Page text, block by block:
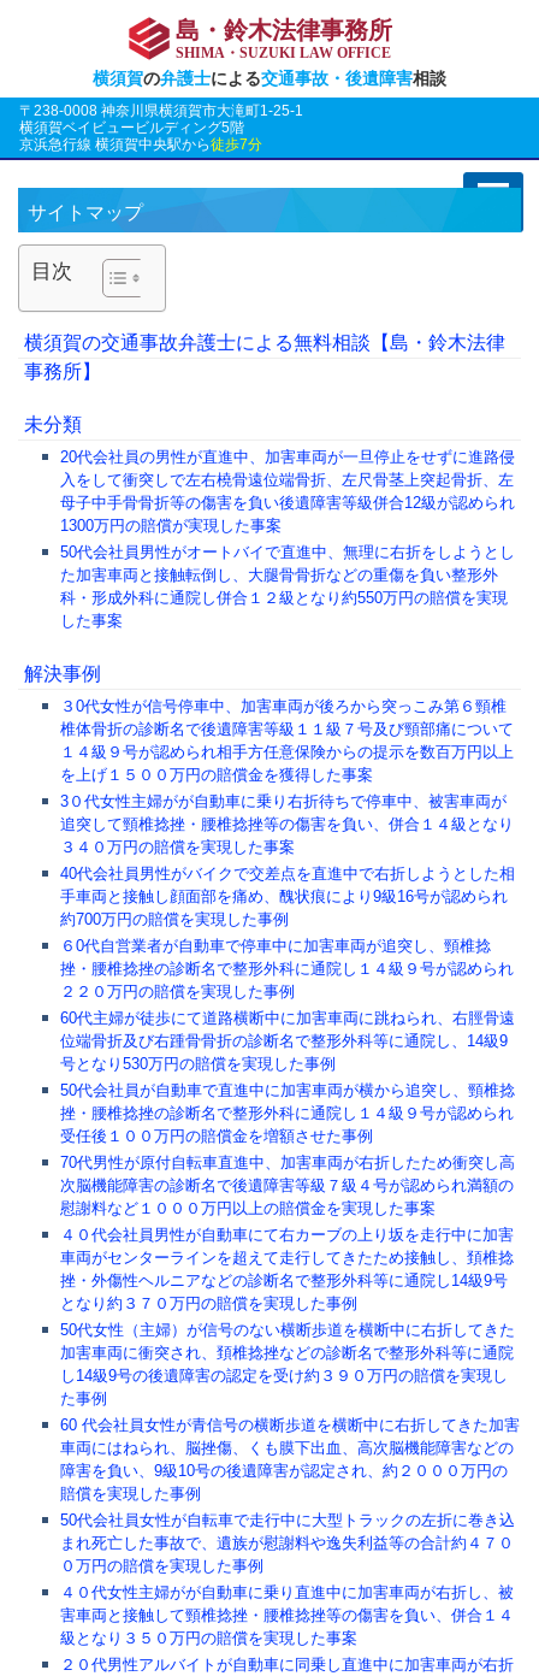
島・鈴木法律事務所
SHIMA・SUZUKI LAW OFFICE
横須賀の弁護士による交通事故・後遺障害相談
〒238-0008 神奈川県横須賀市大滝町1-25-1
横須賀ベイビュービルディング5階
京浜急行線 横須賀中央駅から徒歩7分
サイトマップ
目次
横須賀の交通事故弁護士による無料相談【島・鈴木法律
事務所】
未分類
20代会社員の男性が直進中、加害車両が一旦停止をせずに進路侵
入をして衝突しで左右橈骨遠位端骨折、左尺骨茎上突起骨折、左
母子中手骨骨折等の傷害を負い後遺障害等級併合12級が認められ
1300万円の賠償が実現した事案
50代会社員男性がオートバイで直進中、無理に右折をしようとし
た加害車両と接触転倒し、大腿骨骨折などの重傷を負い整形外
科・形成外科に通院し併合１２級となり約550万円の賠償を実現
した事案
解決事例
３0代女性が信号停車中、加害車両が後ろから突っこみ第６頸椎
椎体骨折の診断名で後遺障害等級１１級７号及び頸部痛について
１４級９号が認められ相手方任意保険からの提示を数百万円以上
を上げ１５００万円の賠償金を獲得した事案
3０代女性主婦がが自動車に乗り右折待ちで停車中、被害車両が
追突して頸椎捻挫・腰椎捻挫等の傷害を負い、併合１４級となり
３４０万円の賠償を実現した事案
40代会社員男性がバイクで交差点を直進中で右折しようとした相
手車両と接触し顔面部を痛め、醜状痕により9級16号が認められ
約700万円の賠償を実現した事例
６0代自営業者が自動車で停車中に加害車両が追突し、頸椎捻
挫・腰椎捻挫の診断名で整形外科に通院し１４級９号が認められ
２２０万円の賠償を実現した事例
60代主婦が徒歩にて道路横断中に加害車両に跳ねられ、右脛骨遠
位端骨折及び右踵骨骨折の診断名で整形外科等に通院し、14級9
号となり530万円の賠償を実現した事例
50代会社員が自動車で直進中に加害車両が横から追突し、頸椎捻
挫・腰椎捻挫の診断名で整形外科に通院し１４級９号が認められ
受任後１００万円の賠償金を増額させた事例
70代男性が原付自転車直進中、加害車両が右折したため衝突し高
次脳機能障害の診断名で後遺障害等級７級４号が認められ満額の
慰謝料など１０００万円以上の賠償金を実現した事案
４０代会社員男性が自動車にて右カーブの上り坂を走行中に加害
車両がセンターラインを超えて走行してきたため接触し、頚椎捻
挫・外傷性ヘルニアなどの診断名で整形外科等に通院し14級9号
となり約３７０万円の賠償を実現した事例
50代女性（主婦）が信号のない横断歩道を横断中に右折してきた
加害車両に衝突され、頚椎捻挫などの診断名で整形外科等に通院
し14級9号の後遺障害の認定を受け約３９０万円の賠償を実現し
た事例
60 代会社員女性が青信号の横断歩道を横断中に右折してきた加害
車両にはねられ、脳挫傷、くも膜下出血、高次脳機能障害などの
障害を負い、9級10号の後遺障害が認定され、約２０００万円の
賠償を実現した事例
50代会社員女性が自転車で走行中に大型トラックの左折に巻き込
まれ死亡した事故で、遺族が慰謝料や逸失利益等の合計約４７０
０万円の賠償を実現した事例
４０代女性主婦がが自動車に乗り直進中に加害車両が右折し、被
害車両と接触して頸椎捻挫・腰椎捻挫等の傷害を負い、併合１４
級となり３５０万円の賠償を実現した事案
２０代男性アルバイトが自動車に同乗し直進中に加害車両が右折